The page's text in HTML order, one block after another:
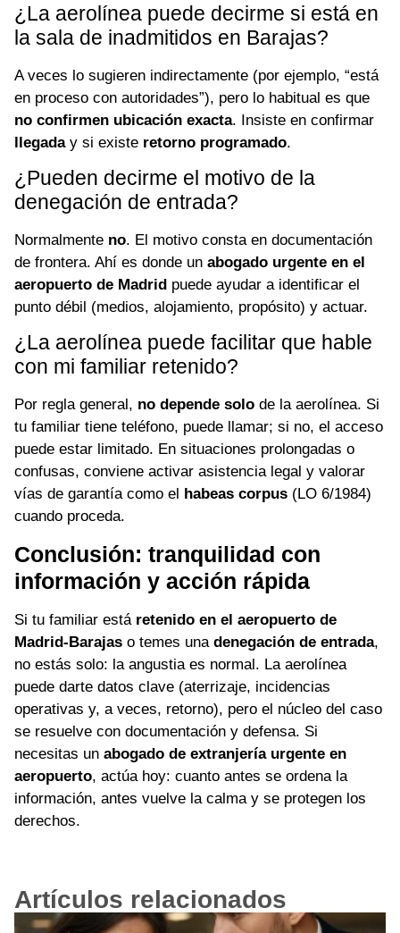
¿La aerolínea puede decirme si está en
la sala de inadmitidos en Barajas?
A veces lo sugieren indirectamente (por ejemplo, “está
en proceso con autoridades”), pero lo habitual es que
no confirmen ubicación exacta. Insiste en confirmar
llegaday si existe retorno programado.
¿Pueden decirme el motivo de la
denegación de entrada?
Normalmente no. El motivo consta en documentación
de frontera. Ahí es donde un abogado urgente en el
aeropuerto de Madrid puede ayudar a identificar el
punto débil (medios, alojamiento, propósito) y actuar.
¿La aerolínea puede facilitar que hable
con mi familiar retenido?
Por regla general, no depende solo de la aerolínea. Si
tu familiar tiene teléfono, puede llamar; si no, el acceso
puede estar limitado. En situaciones prolongadas o
confusas, conviene activar asistencia legal y valorar
vías de garantía como el
habeas corpus (LO 6/1984)
cuando proceda.
Conclusión: tranquilidad con
información y acción rápida
Si tu familiar está retenido en el aeropuerto de
Madrid-Barajas o temes una denegación de entrada,
no estás solo: la angustia es normal. La aerolínea
puede darte datos clave (aterrizaje, incidencias
operativas y, a veces, retorno), pero el núcleo del caso
se resuelve con documentación y defensa. Si
necesitas un abogado de extranjería urgente en
aeropuerto, actúa hoy: cuanto antes se ordena la
información, antes vuelve la calma y se protegen los
derechos.
Artículos relacionados